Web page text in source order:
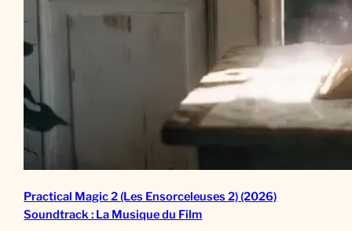
Practical Magic 2 (Les Ensorceleuses 2) (2026)
Soundtrack : La Musique du Film